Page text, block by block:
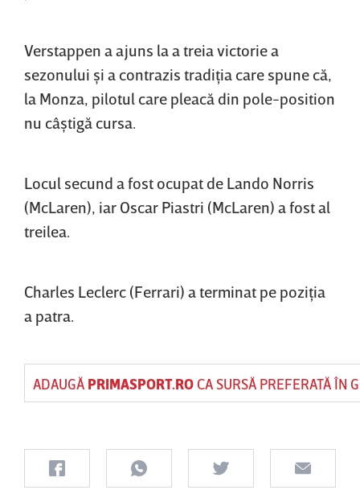
Verstappen a ajuns la a treia victorie a
sezonului şi a contrazis tradiţia care spune că,
la Monza, pilotul care pleacă din pole-position
nu câştigă cursa.
Locul secund a fost ocupat de Lando Norris
(McLaren), iar Oscar Piastri (McLaren) a fost al
treilea.
Charles Leclerc (Ferrari) a terminat pe poziţia
a patra.
ADAUGĂ PRIMASPORT.ROCA SURSĂ PREFERATĂ ÎN